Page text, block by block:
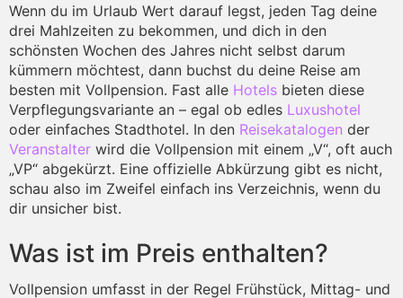
Wenn du im Urlaub Wert darauf legst, jeden Tag deine
drei Mahlzeiten zu bekommen, und dich in den
schönsten Wochen des Jahres nicht selbst darum
kümmern möchtest, dann buchst du deine Reise am
besten mit Vollpension. Fast alle Hotels bieten diese
Verpflegungsvariante an – egal ob edles Luxushotel
oder einfaches Stadthotel. In den Reisekatalogen der
Veranstalter wird die Vollpension mit einem „V“, oft auch
„VP“ abgekürzt. Eine offizielle Abkürzung gibt es nicht,
schau also im Zweifel einfach ins Verzeichnis, wenn du
dir unsicher bist.
Was ist im Preis enthalten?
Vollpension umfasst in der Regel Frühstück, Mittag- und